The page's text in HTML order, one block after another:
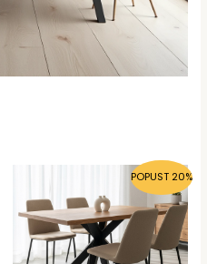
POPUST 20%